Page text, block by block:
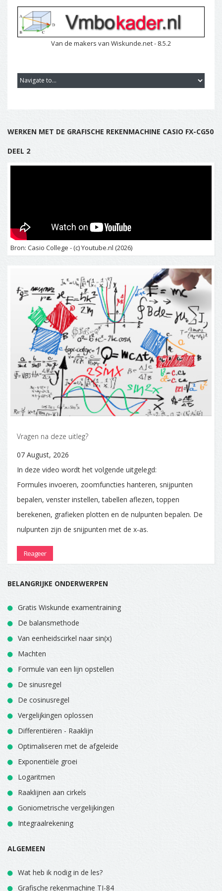
Van de makers van Wiskunde.net - 8.5.2
WERKEN MET DE GRAFISCHE REKENMACHINE CASIO FX-CG50
DEEL 2
Bron: Casio College - (c) Youtube.nl (2026)
Vragen na deze uitleg?
07 August, 2026
In deze video wordt het volgende uitgelegd:
Formules invoeren, zoomfuncties hanteren, snijpunten
bepalen, venster instellen, tabellen aflezen, toppen
berekenen, grafieken plotten en de nulpunten bepalen. De
nulpunten zijn de snijpunten met de x-as.
Reageer
BELANGRIJKE ONDERWERPEN
Gratis Wiskunde examentraining
De balansmethode
Van eenheidscirkel naar sin(x)
Machten
Formule van een lijn opstellen
De sinusregel
De cosinusregel
Vergelijkingen oplossen
Differentiëren - Raaklijn
Optimaliseren met de afgeleide
Exponentiële groei
Logaritmen
Raaklijnen aan cirkels
Goniometrische vergelijkingen
Integraalrekening
ALGEMEEN
Wat heb ik nodig in de les?
Grafische rekenmachine TI-84